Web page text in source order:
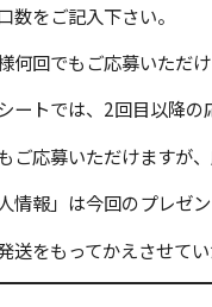
記入下さい。
もご応募いただけ
、2回目以降の応
ただけますが、応募
は今回のプレゼント
てかえさせていた